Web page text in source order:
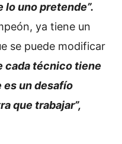
uno pretende”.
ya tiene un
se puede modificar
cada técnico tiene
es un desafío
que trabajar”,